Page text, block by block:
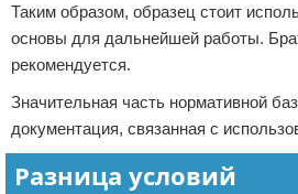
Таким образом, образец стоит
основы для дальнейшей работы.
рекомендуется.
Значительная часть нормативной
документация, связанная с
Разница условий